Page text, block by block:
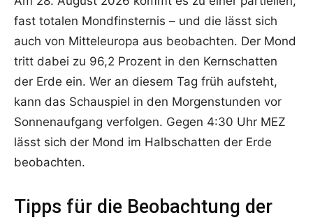
fast totalen Mondfinsternis – und die lässt sich
auch von Mitteleuropa aus beobachten. Der Mond
tritt dabei zu 96,2 Prozent in den Kernschatten
der Erde ein. Wer an diesem Tag früh aufsteht,
kann das Schauspiel in den Morgenstunden vor
Sonnenaufgang verfolgen. Gegen 4:30 Uhr MEZ
lässt sich der Mond im Halbschatten der Erde
beobachten.
Tipps für die Beobachtung der